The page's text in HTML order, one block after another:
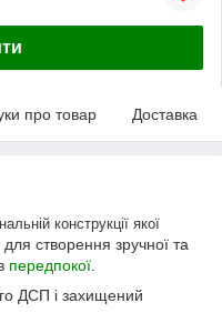
про товар Доставка
конструкції якої
для створення зручної та
передпокої.
ДСП і захищений